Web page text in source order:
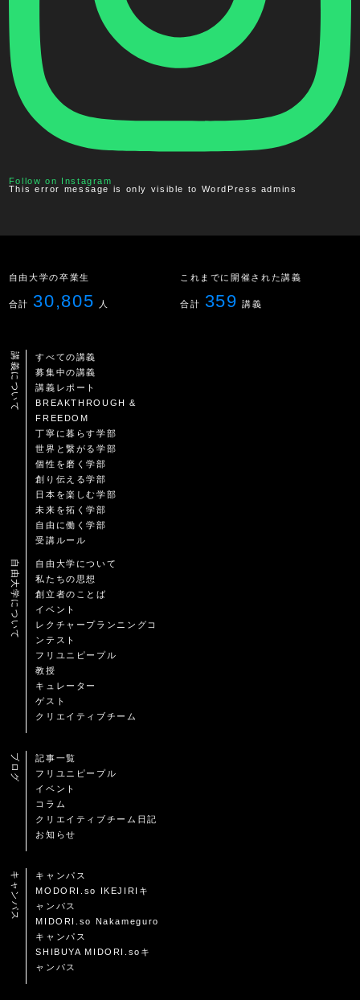
Follow on Instagram
This error message is only visible to WordPress admins
自由大学の卒業生
合計 30,805 人
これまでに開催された講義
合計 359 講義
講義について
すべての講義
募集中の講義
講義レポート
BREAKTHROUGH &
FREEDOM
丁寧に暮らす学部
世界と繋がる学部
個性を磨く学部
創り伝える学部
日本を楽しむ学部
未来を拓く学部
自由に働く学部
受講ルール
自由大学について
自由大学について
私たちの思想
創立者のことば
イベント
レクチャープランニングコ
ンテスト
フリユニピープル
教授
キュレーター
ゲスト
クリエイティブチーム
ブログ
記事一覧
フリユニピープル
イベント
コラム
クリエイティブチーム日記
お知らせ
キャンパス
キャンパス
MODORI.so IKEJIRIキ
ャンパス
MIDORI.so Nakameguro
キャンパス
SHIBUYA MIDORI.soキ
ャンパス